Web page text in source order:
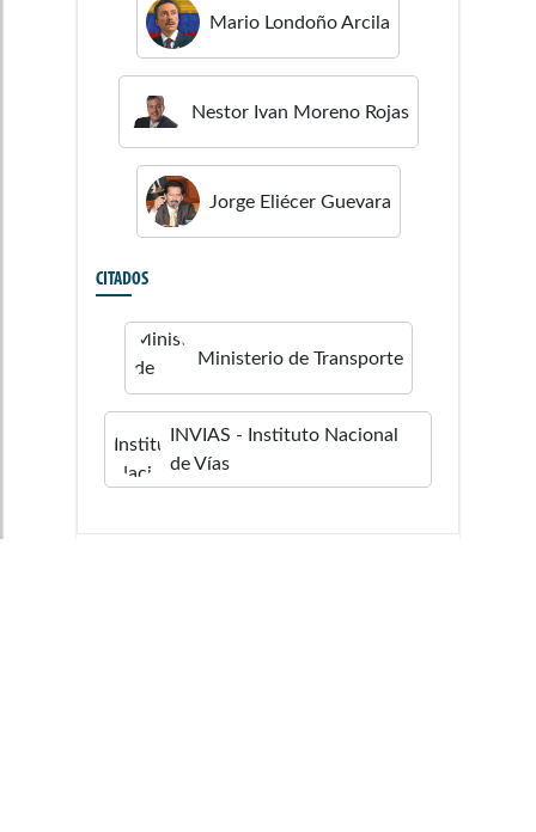
Mario Londoño Arcila
Nestor Ivan Moreno Rojas
Jorge Eliécer Guevara
CITADOS
Ministerio de Transporte
INVIAS - Instituto Nacional
de Vías